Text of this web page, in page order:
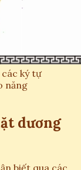
ký tự
năng
dương